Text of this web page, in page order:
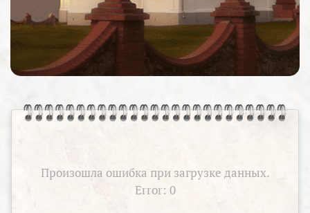
Произошла ошибка при загрузке данных.
Error: 0